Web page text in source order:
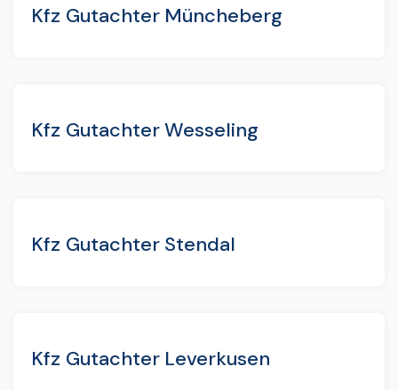
Kfz Gutachter Müncheberg
Kfz Gutachter Wesseling
Kfz Gutachter Stendal
Kfz Gutachter Leverkusen